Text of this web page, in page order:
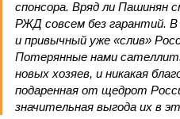
спонсора. Вряд ли Пашинян
РЖД совсем без гарантий.
и привычный уже «слив»
Потерянные нами
новых хозяев, и никакая
подаренная от щедрот
значительная выгода их в